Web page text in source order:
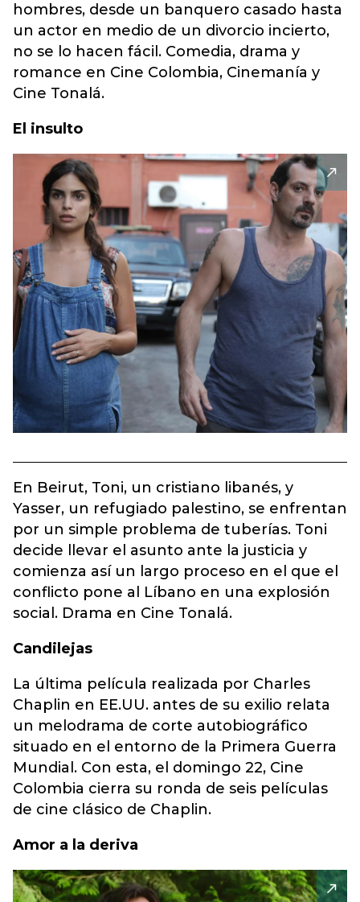
hombres, desde un banquero casado hasta
un actor en medio de un divorcio incierto,
no se lo hacen fácil. Comedia, drama y
romance en Cine Colombia, Cinemanía y
Cine Tonalá.
El insulto
En Beirut, Toni, un cristiano libanés, y
Yasser, un refugiado palestino, se enfrentan
por un simple problema de tuberías. Toni
decide llevar el asunto ante la justicia y
comienza así un largo proceso en el que el
conflicto pone al Líbano en una explosión
social. Drama en Cine Tonalá.
Candilejas
La última película realizada por Charles
Chaplin en EE.UU. antes de su exilio relata
un melodrama de corte autobiográfico
situado en el entorno de la Primera Guerra
Mundial. Con esta, el domingo 22, Cine
Colombia cierra su ronda de seis películas
de cine clásico de Chaplin.
Amor a la deriva